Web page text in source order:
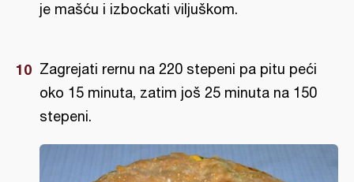
je mašću i izbockati viljuškom.
Zagrejati rernu na 220 stepeni pa pitu peći
oko 15 minuta, zatim još 25 minuta na 150
stepeni.